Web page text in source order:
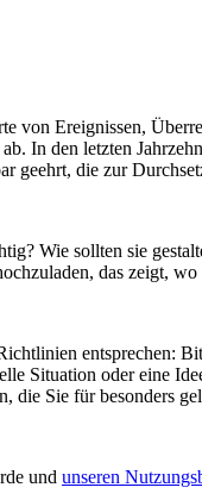
von Ereignissen,
In den letzten
geehrt, die zur
Wie sollten sie
das zeigt,
entsprechen:
Situation oder eine
die Sie für besonders
und unseren